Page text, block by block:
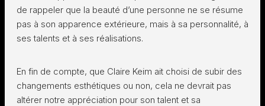
de rappeler que la beauté d’une personne ne se résume
pas à son apparence extérieure, mais à sa personnalité, à
ses talents et à ses réalisations.
En fin de compte, que Claire Keim ait choisi de subir des
changements esthétiques ou non, cela ne devrait pas
altérer notre appréciation pour son talent et sa